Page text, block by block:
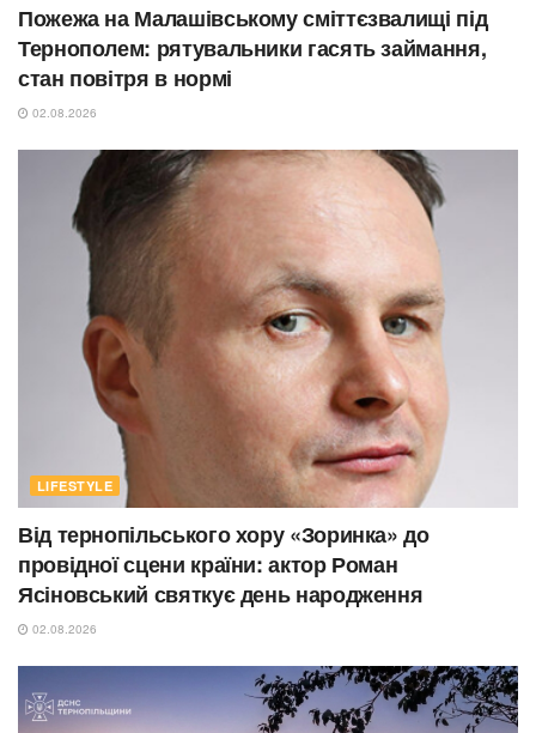
Пожежа на Малашівському сміттєзвалищі під
Тернополем: рятувальники гасять займання,
стан повітря в нормі
02.08.2026
LIFESTYLE
Від тернопільського хору «Зоринка» до
провідної сцени країни: актор Роман
Ясіновський святкує день народження
02.08.2026